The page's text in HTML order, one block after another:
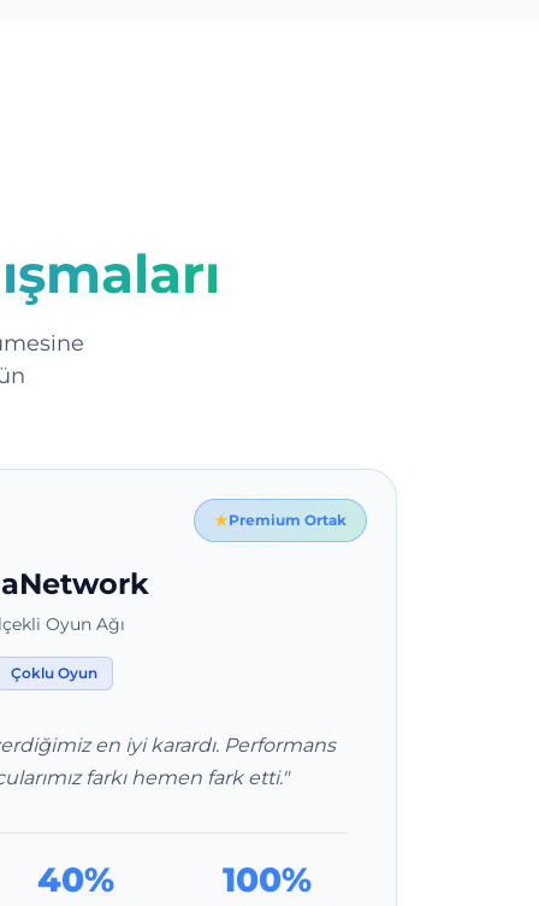
Premium Ortak
Oyun Ağı
Çoklu Oyun
en iyi karardı. Performans
farkı hemen fark etti."
40% 100%